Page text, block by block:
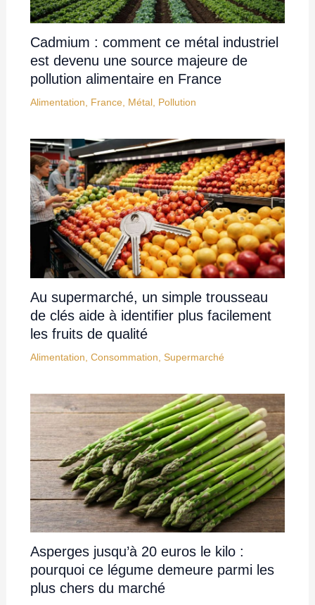
Cadmium : comment ce métal industriel
est devenu une source majeure de
pollution alimentaire en France
Alimentation France Métal, Pollution
Au supermarché, un simple trousseau
de clés aide à identifier plus facilement
les fruits de qualité
Alimentation Consommation Supermarché
Asperges jusqu’à 20 euros le kilo :
pourquoi ce légume demeure parmi les
plus chers du marché